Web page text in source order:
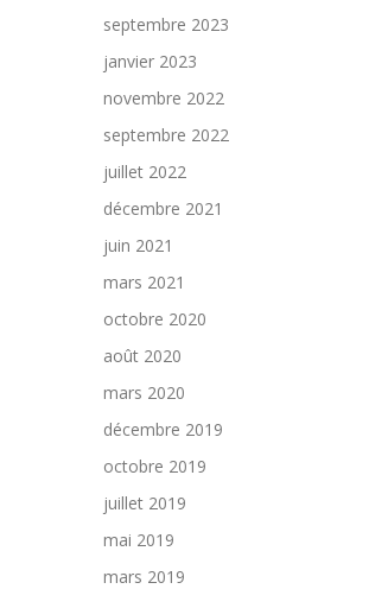
septembre 2023
janvier 2023
novembre 2022
septembre 2022
juillet 2022
décembre 2021
juin 2021
mars 2021
octobre 2020
août 2020
mars 2020
décembre 2019
octobre 2019
juillet 2019
mai 2019
mars 2019